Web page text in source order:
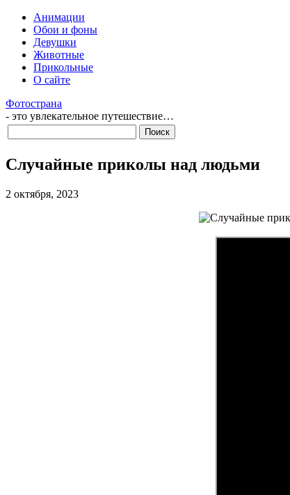
Анимации
Обои и фоны
Девушки
Животные
Прикольные
О сайте
Фотострана
- это увлекательное путешествие…
Случайные приколы над людьми
2 октября, 2023